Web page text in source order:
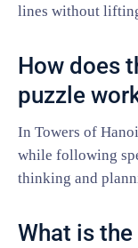
lines without
How does
puzzle
In Towers of
while following
thinking and
What is